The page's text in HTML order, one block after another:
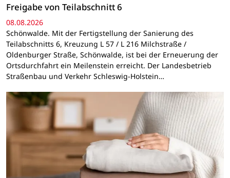
Freigabe von Teilabschnitt 6
08.08.2026
Schönwalde. Mit der Fertigstellung der Sanierung des
Teilabschnitts 6, Kreuzung L 57 / L 216 Milchstraße /
Oldenburger Straße, Schönwalde, ist bei der Erneuerung der
Ortsdurchfahrt ein Meilenstein erreicht. Der Landesbetrieb
Straßenbau und Verkehr Schleswig-Holstein…